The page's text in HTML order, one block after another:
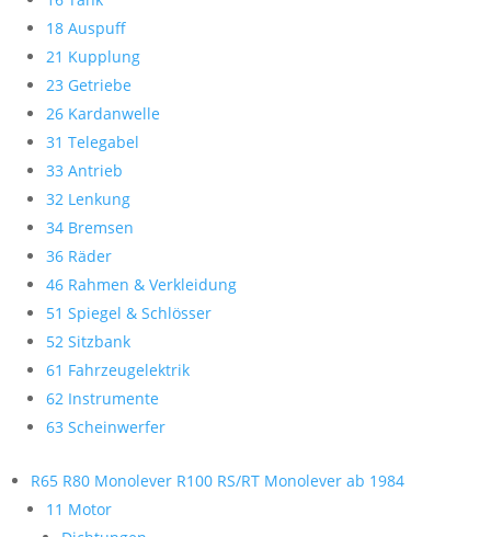
18 Auspuff
21 Kupplung
23 Getriebe
26 Kardanwelle
31 Telegabel
33 Antrieb
32 Lenkung
34 Bremsen
36 Räder
46 Rahmen & Verkleidung
51 Spiegel & Schlösser
52 Sitzbank
61 Fahrzeugelektrik
62 Instrumente
63 Scheinwerfer
R65 R80 Monolever R100 RS/RT Monolever ab 1984
11 Motor